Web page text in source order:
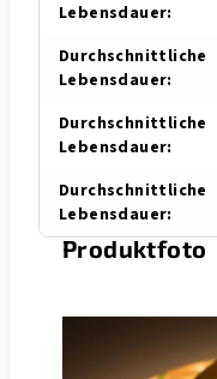
Lebensdauer:
Durchschnittliche
Lebensdauer:
Durchschnittliche
Lebensdauer:
Durchschnittliche
Lebensdauer:
Produktfoto